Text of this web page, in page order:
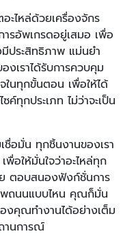
ะไหล่ด้วยเครื่องจักร
รอัพเกรดอยู่เสมอ เพื่อ
ประสิทธิภาพ แม่นยำ
งเราได้รับการควบคุม
ในทุกขั้นตอน เพื่อให้ได้
ทุกประเภท ไม่ว่าจะเป็น
ชื่อมั่น ทุกชิ้นงานของเรา
อให้มั่นใจว่าอะไหล่ทุก
ตอบสนองฟังก์ชั่นการ
พถนนแบบไหน คุณก็มั่น
องคุณทำงานได้อย่างเต็ม
านการณ์